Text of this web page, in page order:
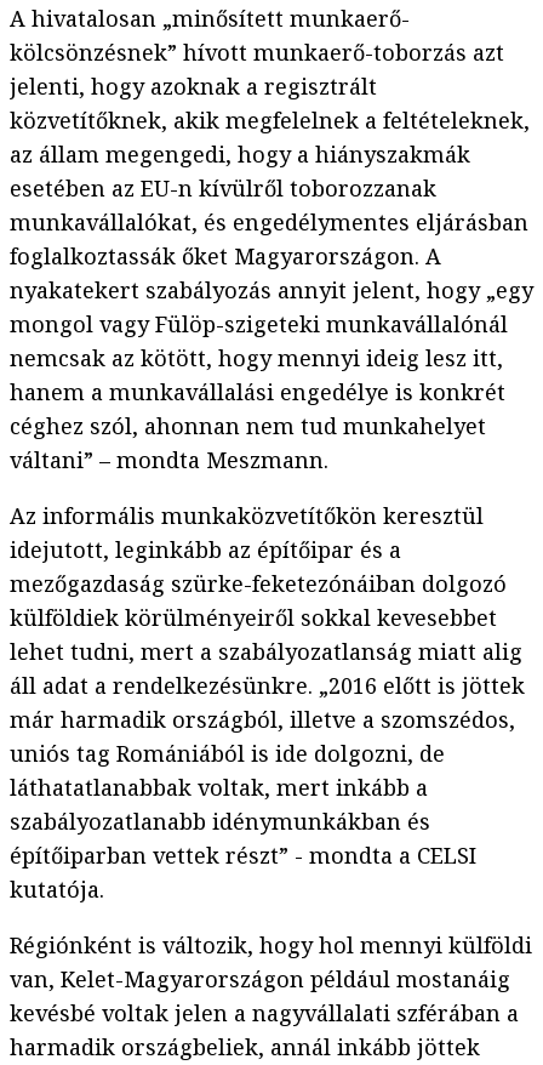
A hivatalosan „minősített munkaerő-
kölcsönzésnek” hívott munkaerő-toborzás azt
jelenti, hogy azoknak a regisztrált
közvetítőknek, akik megfelelnek a feltételeknek,
az állam megengedi, hogy a hiányszakmák
esetében az EU-n kívülről toborozzanak
munkavállalókat, és engedélymentes eljárásban
foglalkoztassák őket Magyarországon. A
nyakatekert szabályozás annyit jelent, hogy „egy
mongol vagy Fülöp-szigeteki munkavállalónál
nemcsak az kötött, hogy mennyi ideig lesz itt,
hanem a munkavállalási engedélye is konkrét
céghez szól, ahonnan nem tud munkahelyet
váltani” – mondta Meszmann.
Az informális munkaközvetítőkön keresztül
idejutott, leginkább az építőipar és a
mezőgazdaság szürke-feketezónáiban dolgozó
külföldiek körülményeiről sokkal kevesebbet
lehet tudni, mert a szabályozatlanság miatt alig
áll adat a rendelkezésünkre. „2016 előtt is jöttek
már harmadik országból, illetve a szomszédos,
uniós tag Romániából is ide dolgozni, de
láthatatlanabbak voltak, mert inkább a
szabályozatlanabb idénymunkákban és
építőiparban vettek részt” - mondta a CELSI
kutatója.
Régiónként is változik, hogy hol mennyi külföldi
van, Kelet-Magyarországon például mostanáig
kevésbé voltak jelen a nagyvállalati szférában a
harmadik országbeliek, annál inkább jöttek